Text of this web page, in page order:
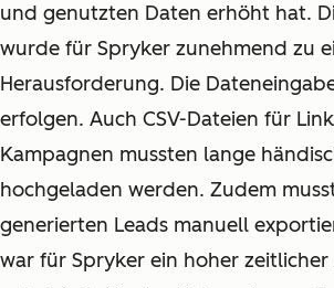
und genutzten Daten erhöht hat.
wurde für Spryker zunehmend zu
Herausforderung. Die
erfolgen. Auch CSV-Dateien für
Kampagnen mussten lange
hochgeladen werden. Zudem
generierten Leads manuell
war für Spryker ein hoher